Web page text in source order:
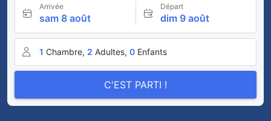
Arrivée
sam 8 août
Départ
dim 9 août
1 Chambre, 2 Adultes, 0 Enfants
C'EST PARTI !